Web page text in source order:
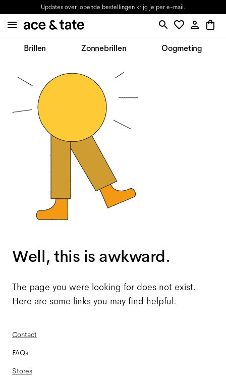
Updates over lopende bestellingen krijg je per e-mail.
Brillen Zonnebrillen Oogmeting
Well, this is awkward.
The page you were looking for does not exist.
Here are some links you may find helpful.
Contact
FAQs
Stores